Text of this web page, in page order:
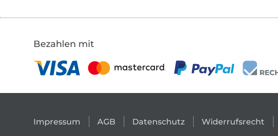
Bezahlen mit
Impressum AGB Datenschutz Widerrufsrecht